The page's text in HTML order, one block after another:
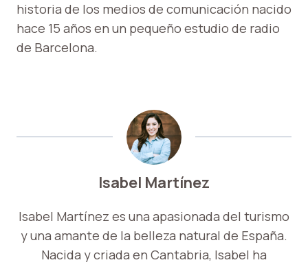
historia de los medios de comunicación nacido
hace 15 años en un pequeño estudio de radio
de Barcelona.
Isabel Martínez
Isabel Martínez es una apasionada del turismo
y una amante de la belleza natural de España.
Nacida y criada en Cantabria, Isabel ha